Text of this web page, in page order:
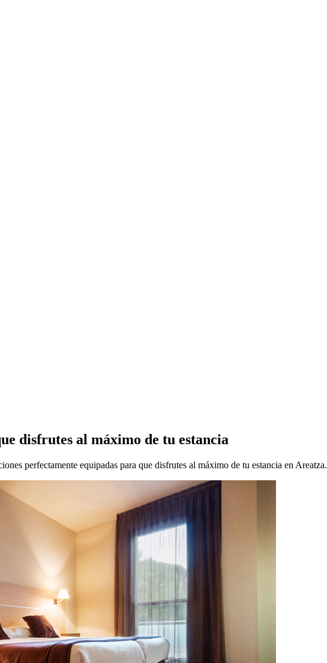
disfrutes al máximo de tu estancia
perfectamente equipadas para que disfrutes al máximo de tu estancia en Areatza.